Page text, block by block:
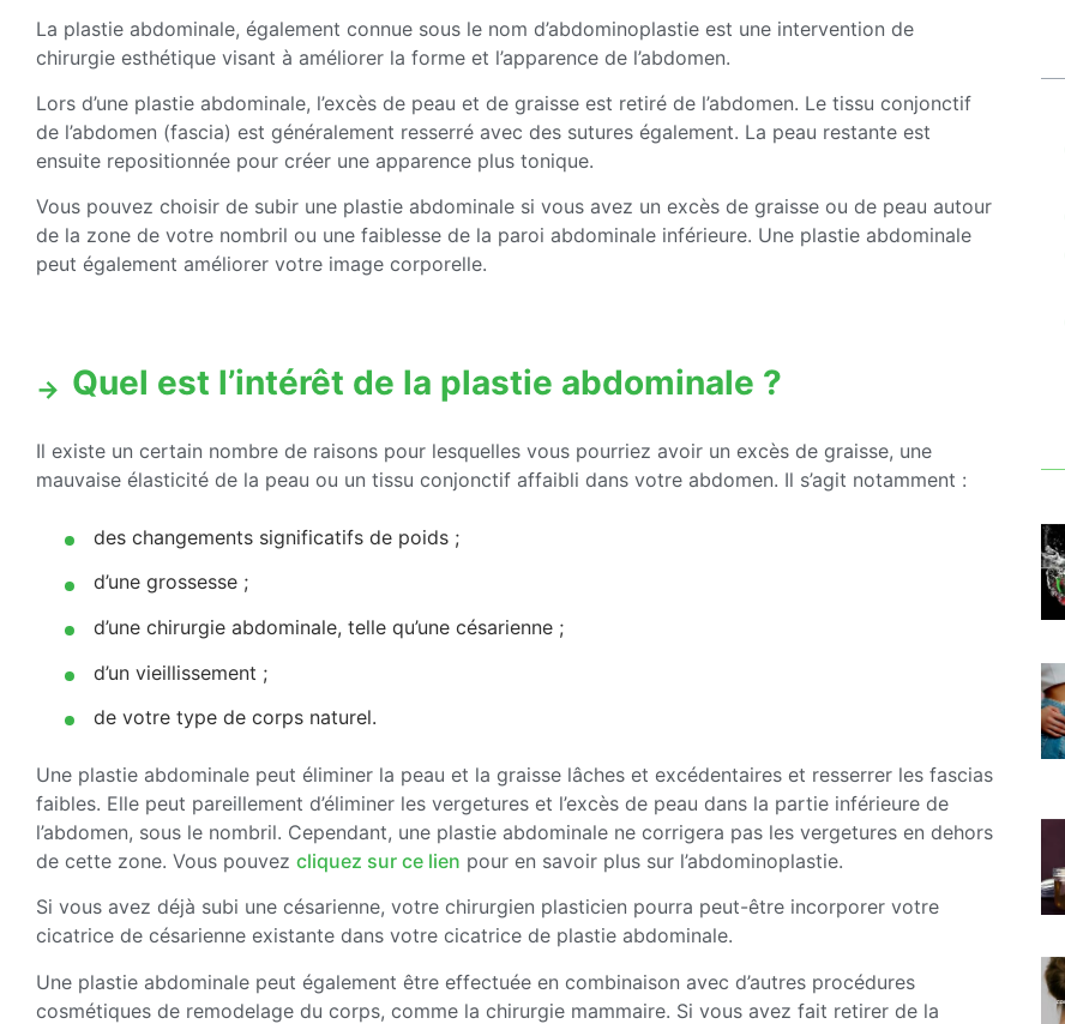
La plastie abdominale, également connue sous le nom d’abdominoplastie est une intervention de
chirurgie esthétique visant à améliorer la forme et l’apparence de l’abdomen.
Lors d’une plastie abdominale, l’excès de peau et de graisse est retiré de l’abdomen. Le tissu conjonctif
de l’abdomen (fascia) est généralement resserré avec des sutures également. La peau restante est
ensuite repositionnée pour créer une apparence plus tonique.
Vous pouvez choisir de subir une plastie abdominale si vous avez un excès de graisse ou de peau autour
de la zone de votre nombril ou une faiblesse de la paroi abdominale inférieure. Une plastie abdominale
peut également améliorer votre image corporelle.
Quel est l’intérêt de la plastie abdominale ?
Il existe un certain nombre de raisons pour lesquelles vous pourriez avoir un excès de graisse, une
mauvaise élasticité de la peau ou un tissu conjonctif affaibli dans votre abdomen. Il s’agit notamment :
des changements significatifs de poids ;
d’une grossesse ;
d’une chirurgie abdominale, telle qu’une césarienne ;
d’un vieillissement ;
de votre type de corps naturel.
Une plastie abdominale peut éliminer la peau et la graisse lâches et excédentaires et resserrer les fascias
faibles. Elle peut pareillement d’éliminer les vergetures et l’excès de peau dans la partie inférieure de
l’abdomen, sous le nombril. Cependant, une plastie abdominale ne corrigera pas les vergetures en dehors
de cette zone. Vous pouvez cliquez sur ce lien pour en savoir plus sur l’abdominoplastie.
Si vous avez déjà subi une césarienne, votre chirurgien plasticien pourra peut-être incorporer votre
cicatrice de césarienne existante dans votre cicatrice de plastie abdominale.
Une plastie abdominale peut également être effectuée en combinaison avec d’autres procédures
cosmétiques de remodelage du corps, comme la chirurgie mammaire. Si vous avez fait retirer de la